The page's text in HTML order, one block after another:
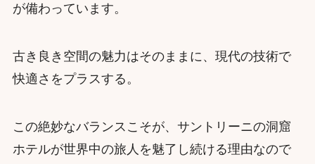
が備わっています。
古き良き空間の魅力はそのままに、現代の技術で
快適さをプラスする。
この絶妙なバランスこそが、サントリーニの洞窟
ホテルが世界中の旅人を魅了し続ける理由なので